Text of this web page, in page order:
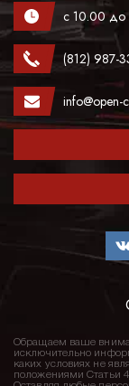
с 10.00
(812) 987-
info@open-
Обращаем ваше
исключительно
каких условиях не
положениями Статьи